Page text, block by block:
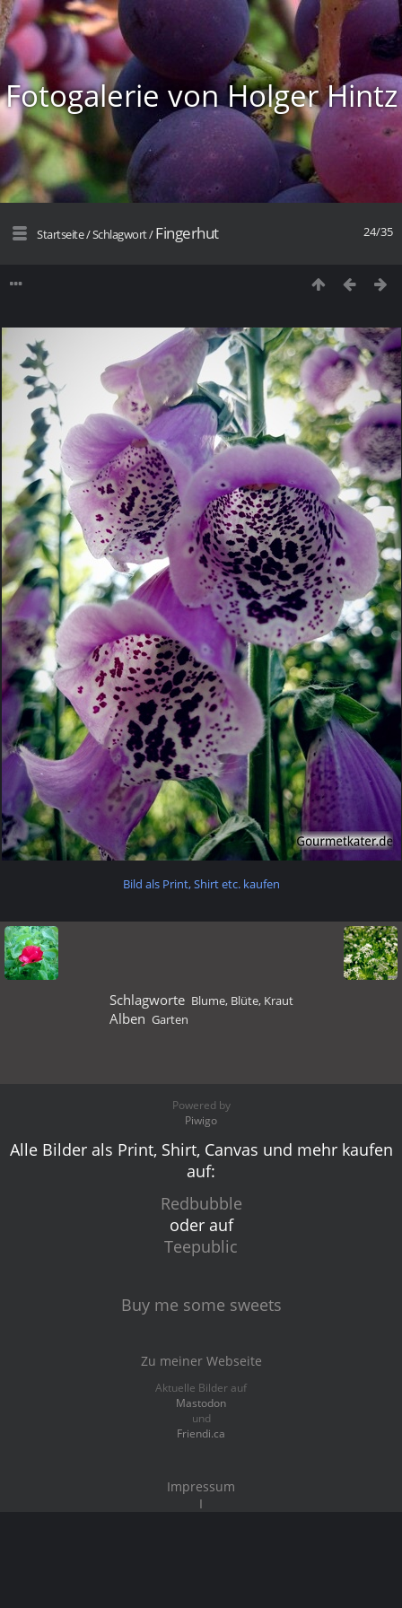
Fotogalerie von Holger Hintz
24/35
Startseite/Schlagwort/Fingerhut
Bild als Print, Shirt etc. kaufen
Schlagworte Blume, Blüte, Kraut
Alben Garten
Powered by
Piwigo
Alle Bilder als Print, Shirt, Canvas und mehr kaufen
auf:
Redbubble
oder auf
Teepublic
Buy me some sweets
Zu meiner Webseite
Aktuelle Bilder auf
Mastodon
und
Friendi.ca
Impressum
I